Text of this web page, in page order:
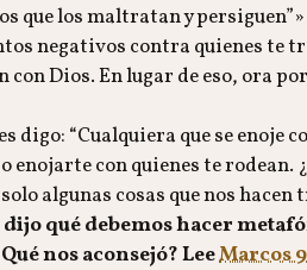
que los maltratan y persiguen”»
negativos contra quienes te
con Dios. En lugar de eso, ora
digo: “Cualquiera que se enoje
enojarte con quienes te rodean.
algunas cosas que nos hacen
dijo qué debemos hacer
nos aconsejó? LeeMarcos